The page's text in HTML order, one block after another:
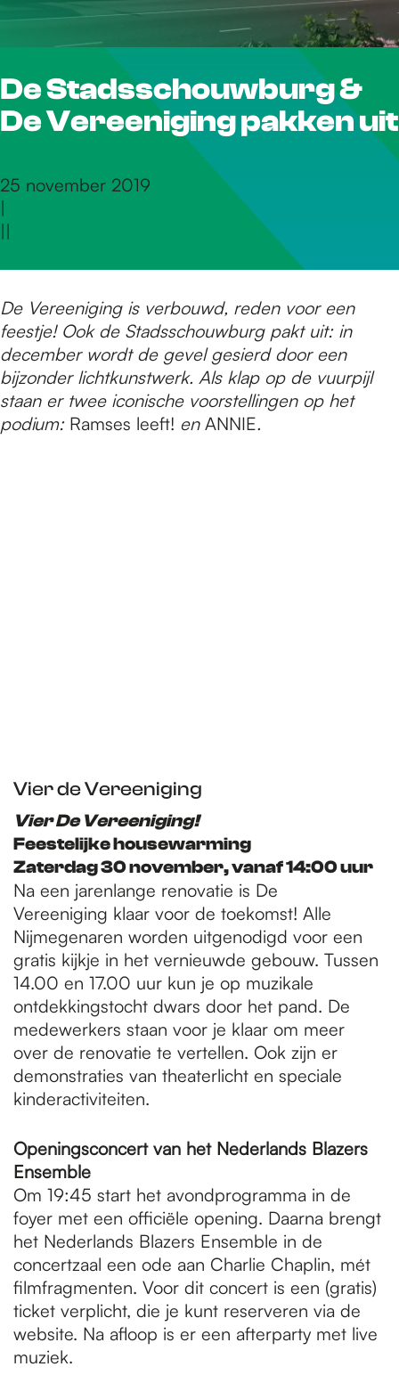
r
d
e
o
m
e
De Stadsschouwburg &
De Vereeniging pakken uit
25 november 2019
|
||
De Vereeniging is verbouwd, reden voor een
feestje! Ook de Stadsschouwburg pakt uit: in
december wordt de gevel gesierd door een
bijzonder lichtkunstwerk. Als klap op de vuurpijl
staan er twee iconische voorstellingen op het
podium: Ramses leeft! en ANNIE.
Vier de Vereeniging
Vier De Vereeniging!
Feestelijke housewarming
Zaterdag 30 november, vanaf 14:00 uur
Na een jarenlange renovatie is De
Vereeniging klaar voor de toekomst! Alle
Nijmegenaren worden uitgenodigd voor een
gratis kijkje in het vernieuwde gebouw. Tussen
14.00 en 17.00 uur kun je op muzikale
ontdekkingstocht dwars door het pand. De
medewerkers staan voor je klaar om meer
over de renovatie te vertellen. Ook zijn er
demonstraties van theaterlicht en speciale
kinderactiviteiten.
Openingsconcert van het Nederlands Blazers
Ensemble
Om 19:45 start het avondprogramma in de
foyer met een officiële opening. Daarna brengt
het Nederlands Blazers Ensemble in de
concertzaal een ode aan Charlie Chaplin, mét
filmfragmenten. Voor dit concert is een (gratis)
ticket verplicht, die je kunt reserveren via de
website. Na afloop is er een afterparty met live
muziek.